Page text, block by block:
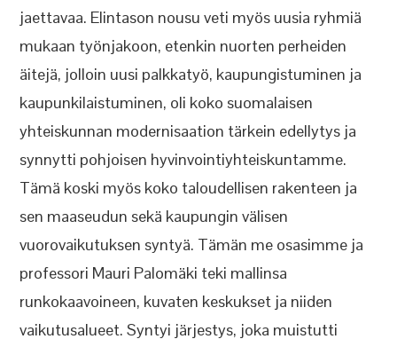
jaettavaa. Elintason nousu veti myös uusia ryhmiä
mukaan työnjakoon, etenkin nuorten perheiden
äitejä, jolloin uusi palkkatyö, kaupungistuminen ja
kaupunkilaistuminen, oli koko suomalaisen
yhteiskunnan modernisaation tärkein edellytys ja
synnytti pohjoisen hyvinvointiyhteiskuntamme.
Tämä koski myös koko taloudellisen rakenteen ja
sen maaseudun sekä kaupungin välisen
vuorovaikutuksen syntyä. Tämän me osasimme ja
professori Mauri Palomäki teki mallinsa
runkokaavoineen, kuvaten keskukset ja niiden
vaikutusalueet. Syntyi järjestys, joka muistutti